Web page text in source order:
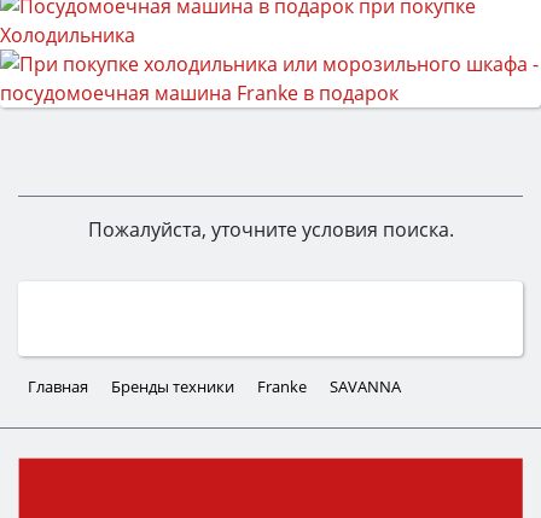
Пожалуйста, уточните условия поиска.
Главная Бренды техники Franke SAVANNA